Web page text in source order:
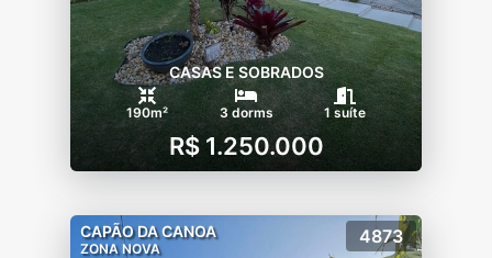
CASAS E SOBRADOS
190m² 3 dorms 1 suíte
R$ 1.250.000
CAPÃO DA CANOA
ZONA NOVA
4873